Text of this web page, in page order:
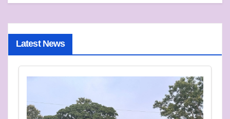
Latest News